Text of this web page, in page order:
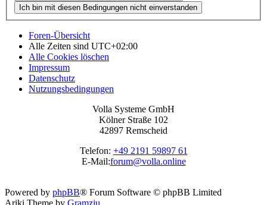
Foren-Übersicht
Alle Zeiten sind UTC+02:00
Alle Cookies löschen
Impressum
Datenschutz
Nutzungsbedingungen
Volla Systeme GmbH
Kölner Straße 102
42897 Remscheid
Telefon: +49 2191 59897 61
E-Mail:forum@volla.online
Powered by phpBB® Forum Software © phpBB Limited
Ariki Theme by Gramziu